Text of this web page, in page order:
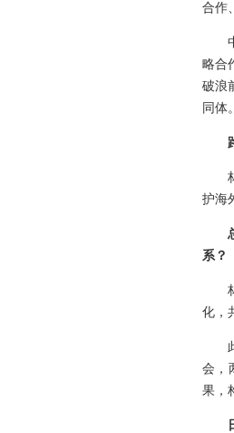
合作
略合
破浪
同体。
护海
系？
化，
会，
果，